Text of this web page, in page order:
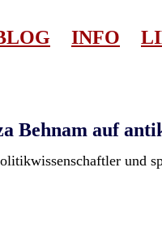
INFO
Behnam auf
und